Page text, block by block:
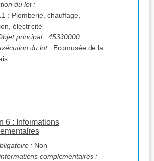
du lot :
: Plomberie, chauffage,
électricité
principal : 45330000.
du lot : Ecomusée de la
6 : Informations
: Non
complémentaires :